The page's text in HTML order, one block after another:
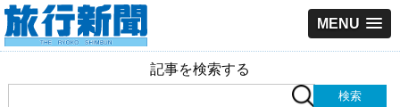
MENU
記事を検索する